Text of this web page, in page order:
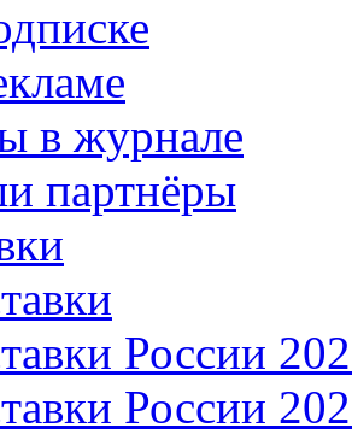
в журнале
партнёры
России
России